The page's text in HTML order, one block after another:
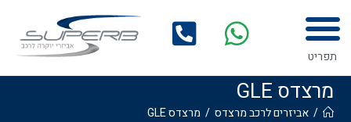
תפריט
מרצדס GLE
/ אביזרים לרכב מרצדס / מרצדס GLE